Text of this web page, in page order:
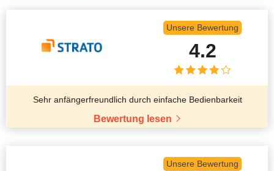
Unsere Bewertung
4.2
Sehr anfängerfreundlich durch einfache Bedienbarkeit
Bewertung lesen
Unsere Bewertung